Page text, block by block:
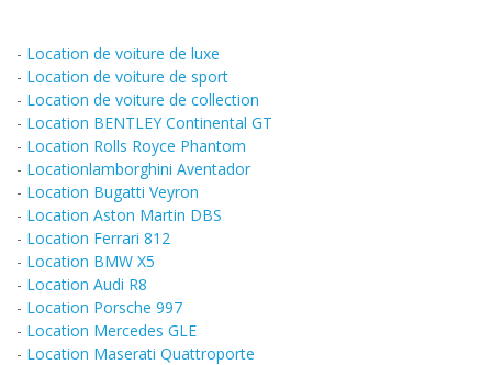
- Location de voiture de luxe
- Location de voiture de sport
- Location de voiture de collection
- Location BENTLEY Continental GT
- Location Rolls Royce Phantom
- Locationlamborghini Aventador
- Location Bugatti Veyron
- Location Aston Martin DBS
- Location Ferrari 812
- Location BMW X5
- Location Audi R8
- Location Porsche 997
- Location Mercedes GLE
- Location Maserati Quattroporte